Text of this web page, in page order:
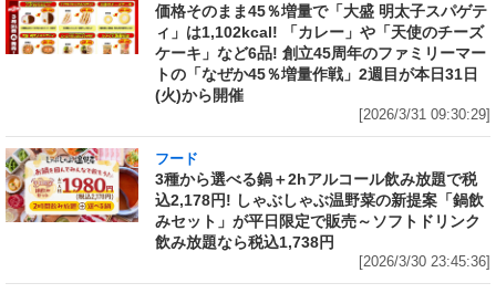
価格そのまま45％増量で「大盛 明太子スパゲテ
ィ」は1,102kcal! 「カレー」や「天使のチーズ
ケーキ」など6品! 創立45周年のファミリーマー
トの「なぜか45％増量作戦」2週目が本日31日
(火)から開催
[2026/3/31 09:30:29]
フード
3種から選べる鍋＋2hアルコール飲み放題で税
込2,178円! しゃぶしゃぶ温野菜の新提案「鍋飲
みセット」が平日限定で販売～ソフトドリンク
飲み放題なら税込1,738円
[2026/3/30 23:45:36]